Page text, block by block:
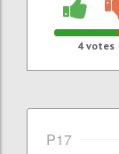
4 votes
P17